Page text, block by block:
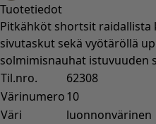
Tuotetiedot
Pitkähköt shortsit raidallista
sivutaskut sekä vyötäröllä
solmimisnauhat istuvuuden
Til.nro.
62308
Värinumero10
Väri
luonnonvärinen